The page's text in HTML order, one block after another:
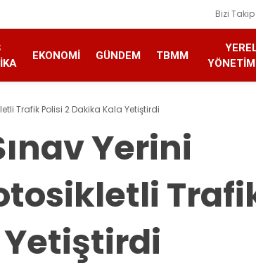
Bizi
EKONOMI GÜNDEM TBMM
Trafik Polisi 2 Dakika Kala Yetiştirdi
Yerini
Yetiştirdi